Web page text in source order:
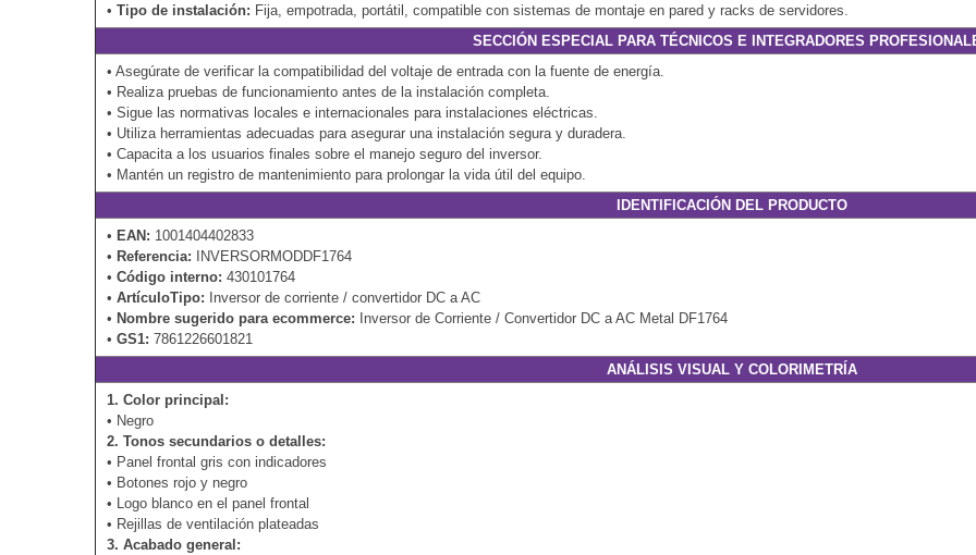
•Tipo de instalación: Fija, empotrada, portátil, compatible con sistemas de montaje en pared y racks de servidores.
SECCIÓN ESPECIAL PARA TÉCNICOS E INTEGRADORES
• Asegúrate de verificar la compatibilidad del voltaje de entrada con la fuente de energía.
• Realiza pruebas de funcionamiento antes de la instalación completa.
• Sigue las normativas locales e internacionales para instalaciones eléctricas.
• Utiliza herramientas adecuadas para asegurar una instalación segura y duradera.
• Capacita a los usuarios finales sobre el manejo seguro del inversor.
• Mantén un registro de mantenimiento para prolongar la vida útil del equipo.
IDENTIFICACIÓN DEL PRODUCTO
• EAN: 1001404402833
• Referencia: INVERSORMODDF1764
•Código interno: 430101764
•ArtículoTipo: Inversor de corriente / convertidor DC a AC
• Nombre sugerido para ecommerce: Inversor de Corriente / Convertidor DC a AC Metal DF1764
•GS1: 7861226601821
ANÁLISIS VISUAL Y COLORIMETRÍA
1. Color principal:
• Negro
2. Tonos secundarios o detalles:
• Panel frontal gris con indicadores
• Botones rojo y negro
• Logo blanco en el panel frontal
• Rejillas de ventilación plateadas
3. Acabado general: